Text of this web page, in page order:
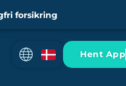
forsikring
Hent App